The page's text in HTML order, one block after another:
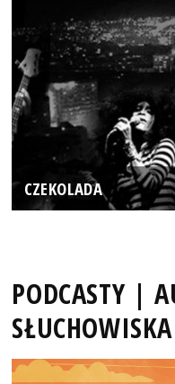
CZEKOLADA
PODCASTY |
SŁUCHOWISKA